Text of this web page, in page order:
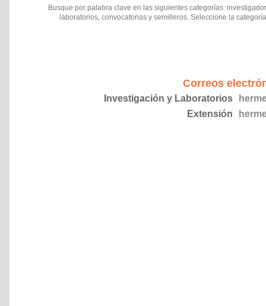
Busque por palabra clave en las siguientes categorías:
laboratorios, convocatorias y semilleros. Seleccione la
Correos
Investigación y Laboratorios
Extensión